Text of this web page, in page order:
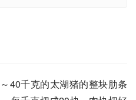
40千克的太湖猪的整块肋条